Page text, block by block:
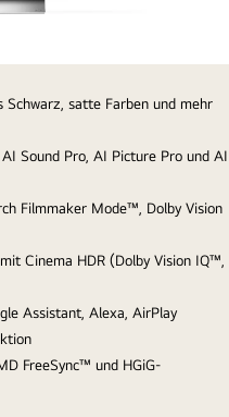
satte Farben und mehr
Sound Pro, AI Picture Pro und AI
Filmmaker Mode™, Dolby Vision
Cinema HDR (Dolby Vision IQ™,
Assistant, Alexa, AirPlay
FreeSync™ und HGiG-